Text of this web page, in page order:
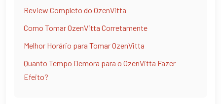
Review Completo do OzenVitta
Como Tomar OzenVitta Corretamente
Melhor Horário para Tomar OzenVitta
Quanto Tempo Demora para o OzenVitta Fazer
Efeito?